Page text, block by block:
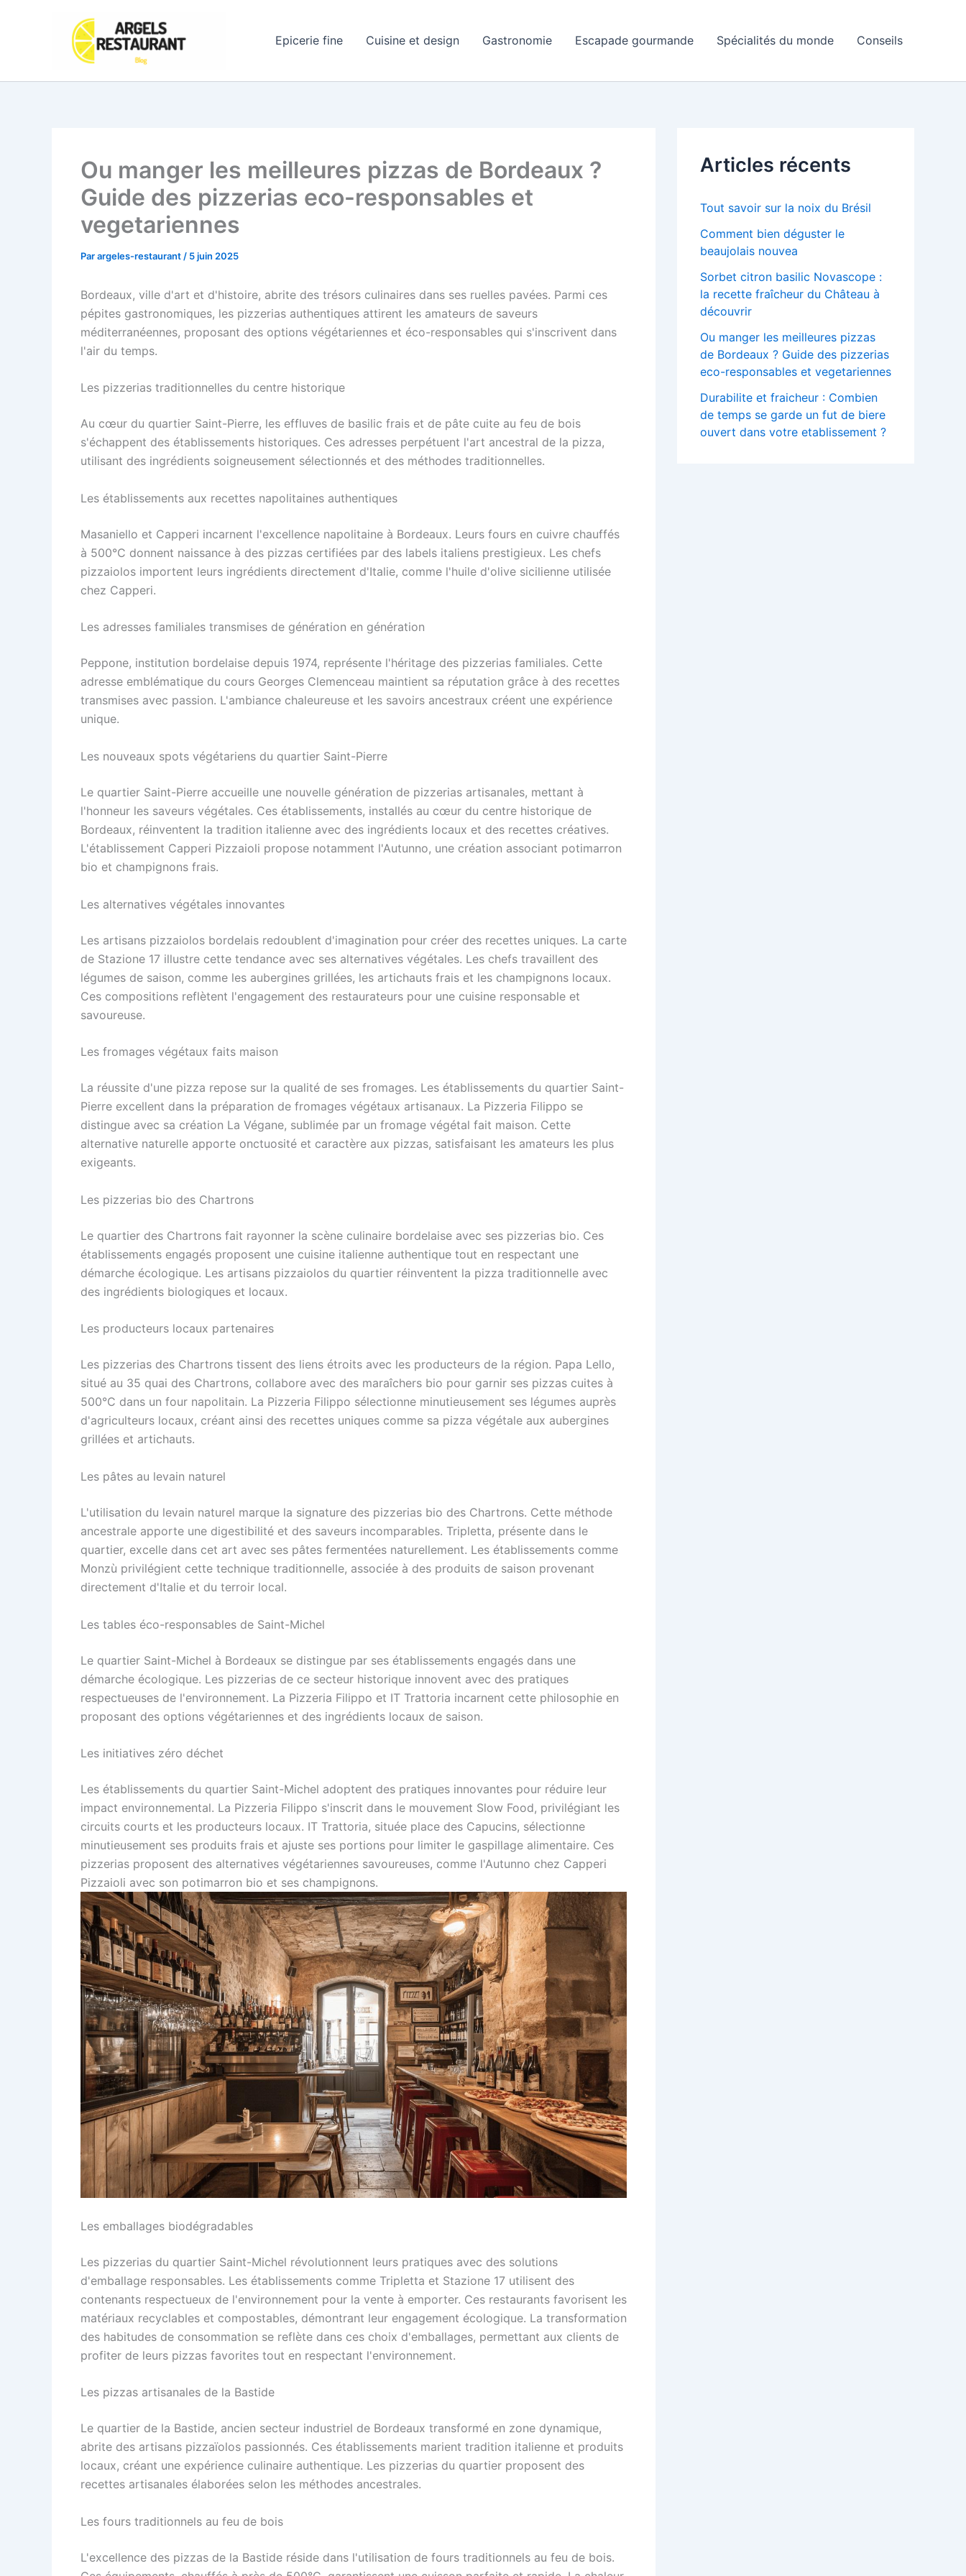
Epicerie fine Cuisine et design Gastronomie Escapade gourmande Spécialités du monde Conseils
Ou manger les meilleures pizzas de Bordeaux ?
Guide des pizzerias eco-responsables et
vegetariennes
Parargeles-restaurant / 5 juin 2025
Bordeaux, ville d'art et d'histoire, abrite des trésors culinaires dans ses ruelles pavées. Parmi ces
pépites gastronomiques, les pizzerias authentiques attirent les amateurs de saveurs
méditerranéennes, proposant des options végétariennes et éco-responsables qui s'inscrivent dans
l'air du temps.
Les pizzerias traditionnelles du centre historique
Au cœur du quartier Saint-Pierre, les effluves de basilic frais et de pâte cuite au feu de bois
s'échappent des établissements historiques. Ces adresses perpétuent l'art ancestral de la pizza,
utilisant des ingrédients soigneusement sélectionnés et des méthodes traditionnelles.
Les établissements aux recettes napolitaines authentiques
Masaniello et Capperi incarnent l'excellence napolitaine à Bordeaux. Leurs fours en cuivre chauffés
à 500°C donnent naissance à des pizzas certifiées par des labels italiens prestigieux. Les chefs
pizzaiolos importent leurs ingrédients directement d'Italie, comme l'huile d'olive sicilienne utilisée
chez Capperi.
Les adresses familiales transmises de génération en génération
Peppone, institution bordelaise depuis 1974, représente l'héritage des pizzerias familiales. Cette
adresse emblématique du cours Georges Clemenceau maintient sa réputation grâce à des recettes
transmises avec passion. L'ambiance chaleureuse et les savoirs ancestraux créent une expérience
unique.
Les nouveaux spots végétariens du quartier Saint-Pierre
Le quartier Saint-Pierre accueille une nouvelle génération de pizzerias artisanales, mettant à
l'honneur les saveurs végétales. Ces établissements, installés au cœur du centre historique de
Bordeaux, réinventent la tradition italienne avec des ingrédients locaux et des recettes créatives.
L'établissement Capperi Pizzaioli propose notamment l'Autunno, une création associant potimarron
bio et champignons frais.
Les alternatives végétales innovantes
Les artisans pizzaiolos bordelais redoublent d'imagination pour créer des recettes uniques. La carte
de Stazione 17 illustre cette tendance avec ses alternatives végétales. Les chefs travaillent des
légumes de saison, comme les aubergines grillées, les artichauts frais et les champignons locaux.
Ces compositions reflètent l'engagement des restaurateurs pour une cuisine responsable et
savoureuse.
Les fromages végétaux faits maison
La réussite d'une pizza repose sur la qualité de ses fromages. Les établissements du quartier Saint-
Pierre excellent dans la préparation de fromages végétaux artisanaux. La Pizzeria Filippo se
distingue avec sa création La Végane, sublimée par un fromage végétal fait maison. Cette
alternative naturelle apporte onctuosité et caractère aux pizzas, satisfaisant les amateurs les plus
exigeants.
Les pizzerias bio des Chartrons
Le quartier des Chartrons fait rayonner la scène culinaire bordelaise avec ses pizzerias bio. Ces
établissements engagés proposent une cuisine italienne authentique tout en respectant une
démarche écologique. Les artisans pizzaiolos du quartier réinventent la pizza traditionnelle avec
des ingrédients biologiques et locaux.
Les producteurs locaux partenaires
Les pizzerias des Chartrons tissent des liens étroits avec les producteurs de la région. Papa Lello,
situé au 35 quai des Chartrons, collabore avec des maraîchers bio pour garnir ses pizzas cuites à
500°C dans un four napolitain. La Pizzeria Filippo sélectionne minutieusement ses légumes auprès
d'agriculteurs locaux, créant ainsi des recettes uniques comme sa pizza végétale aux aubergines
grillées et artichauts.
Les pâtes au levain naturel
L'utilisation du levain naturel marque la signature des pizzerias bio des Chartrons. Cette méthode
ancestrale apporte une digestibilité et des saveurs incomparables. Tripletta, présente dans le
quartier, excelle dans cet art avec ses pâtes fermentées naturellement. Les établissements comme
Monzù privilégient cette technique traditionnelle, associée à des produits de saison provenant
directement d'Italie et du terroir local.
Les tables éco-responsables de Saint-Michel
Le quartier Saint-Michel à Bordeaux se distingue par ses établissements engagés dans une
démarche écologique. Les pizzerias de ce secteur historique innovent avec des pratiques
respectueuses de l'environnement. La Pizzeria Filippo et IT Trattoria incarnent cette philosophie en
proposant des options végétariennes et des ingrédients locaux de saison.
Les initiatives zéro déchet
Les établissements du quartier Saint-Michel adoptent des pratiques innovantes pour réduire leur
impact environnemental. La Pizzeria Filippo s'inscrit dans le mouvement Slow Food, privilégiant les
circuits courts et les producteurs locaux. IT Trattoria, située place des Capucins, sélectionne
minutieusement ses produits frais et ajuste ses portions pour limiter le gaspillage alimentaire. Ces
pizzerias proposent des alternatives végétariennes savoureuses, comme l'Autunno chez Capperi
Pizzaioli avec son potimarron bio et ses champignons.
Les emballages biodégradables
Les pizzerias du quartier Saint-Michel révolutionnent leurs pratiques avec des solutions
d'emballage responsables. Les établissements comme Tripletta et Stazione 17 utilisent des
contenants respectueux de l'environnement pour la vente à emporter. Ces restaurants favorisent les
matériaux recyclables et compostables, démontrant leur engagement écologique. La transformation
des habitudes de consommation se reflète dans ces choix d'emballages, permettant aux clients de
profiter de leurs pizzas favorites tout en respectant l'environnement.
Les pizzas artisanales de la Bastide
Le quartier de la Bastide, ancien secteur industriel de Bordeaux transformé en zone dynamique,
abrite des artisans pizzaïolos passionnés. Ces établissements marient tradition italienne et produits
locaux, créant une expérience culinaire authentique. Les pizzerias du quartier proposent des
recettes artisanales élaborées selon les méthodes ancestrales.
Les fours traditionnels au feu de bois
L'excellence des pizzas de la Bastide réside dans l'utilisation de fours traditionnels au feu de bois.
Articles récents
Tout savoir sur la noix du Brésil
Comment bien déguster le
beaujolais nouvea
Sorbet citron basilic Novascope :
la recette fraîcheur du Château à
découvrir
Ou manger les meilleures pizzas
de Bordeaux ? Guide des pizzerias
eco-responsables et vegetariennes
Durabilite et fraicheur : Combien
de temps se garde un fut de biere
ouvert dans votre etablissement ?